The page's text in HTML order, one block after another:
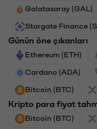
Galatasaray (GAL)
Stargate Finance
Günün öne çıkanları
Ethereum (ETH)
Cardano (ADA)
Bitcoin (BTC)
Kripto para fiyat
Bitcoin (BTC)